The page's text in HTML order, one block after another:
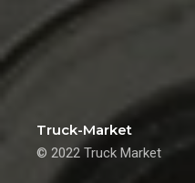
Truck-Market
© 2022 Truck Market